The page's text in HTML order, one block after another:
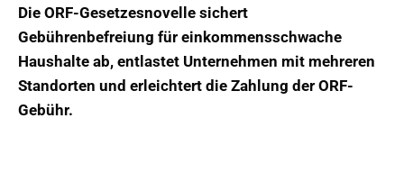
Die ORF-Gesetzesnovelle sichert
Gebührenbefreiung für einkommensschwache
Haushalte ab, entlastet Unternehmen mit mehreren
Standorten und erleichtert die Zahlung der ORF-
Gebühr.